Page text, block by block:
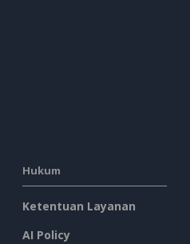
Hukum
Ketentuan Layanan
AI Policy